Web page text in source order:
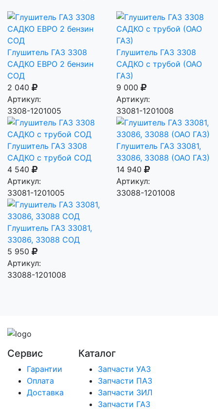
Глушитель ГАЗ 3308
САДКО ЕВРО 2 бензин
СОД
2 040
Артикул:
3308-1201005
Глушитель ГАЗ 3308
САДКО с трубой (ОАО
ГАЗ)
9 000
Артикул:
33081-1201008
Глушитель ГАЗ 3308
САДКО с трубой СОД
4 540
Артикул:
33081-1201005
Глушитель ГАЗ 33081,
33086, 33088 (ОАО ГАЗ)
14 940
Артикул:
33088-1201008
Глушитель ГАЗ 33081,
33086, 33088 СОД
5 950
Артикул:
33088-1201008
Сервис
Гарантии
Оплата
Доставка
Каталог
Запчасти УАЗ
Запчасти ПАЗ
Запчасти ЗИЛ
Запчасти ГАЗ